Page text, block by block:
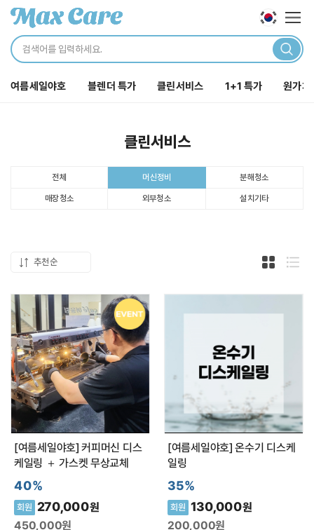
카테
여름세일야호 블렌더 특가 클린서비스 1+1 특가 원가처
로그인해주세요.
로그인 바로가기
장바구니
정수필터
약품클리너
커피원두
카페창업
공지사항
클린서비스
전체 머신정비 분해청소
매장청소 외부청소 설치기타
추천순
[여름세일야호] 커피머신 디스
케일링 ＋ 가스켓 무상교체
40%
회원 270,000원
450,000원
[여름세일야호] 온수기 디스케
일링
35%
회원 130,000원
200,000원